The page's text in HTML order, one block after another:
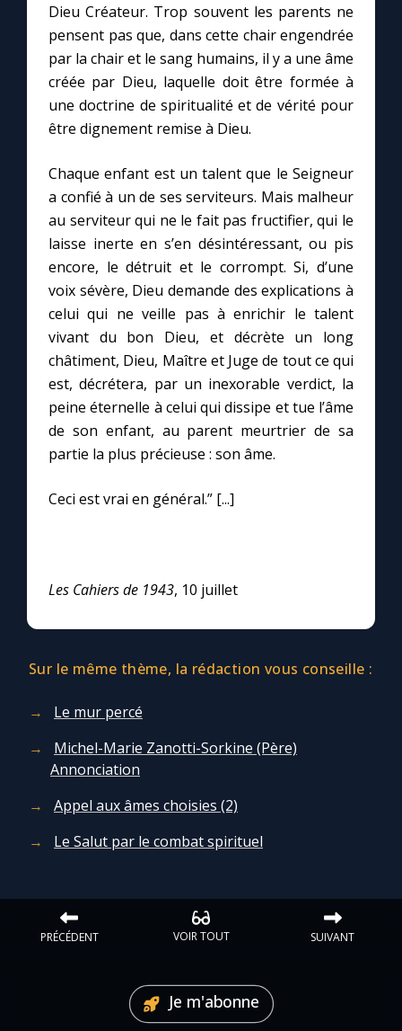
Dieu Créateur. Trop souvent les parents ne
pensent pas que, dans cette chair engendrée
par la chair et le sang humains, il y a une âme
créée par Dieu, laquelle doit être formée à
une doctrine de spiritualité et de vérité pour
être dignement remise à Dieu.
Chaque enfant est un talent que le Seigneur
a confié à un de ses serviteurs. Mais malheur
au serviteur qui ne le fait pas fructifier, qui le
laisse inerte en s’en désintéressant, ou pis
encore, le détruit et le corrompt. Si, d’une
voix sévère, Dieu demande des explications à
celui qui ne veille pas à enrichir le talent
vivant du bon Dieu, et décrète un long
châtiment, Dieu, Maître et Juge de tout ce qui
est, décrétera, par un inexorable verdict, la
peine éternelle à celui qui dissipe et tue l’âme
de son enfant, au parent meurtrier de sa
partie la plus précieuse : son âme.
Ceci est vrai en général.” [...]
Les Cahiers de 1943, 10 juillet
Sur le même thème, la rédaction vous conseille :
Le mur percé
Michel-Marie Zanotti-Sorkine (Père)
Annonciation
Appel aux âmes choisies (2)
Le Salut par le combat spirituel
PRÉCÉDENT VOIR TOUT SUIVANT
Je m'abonne